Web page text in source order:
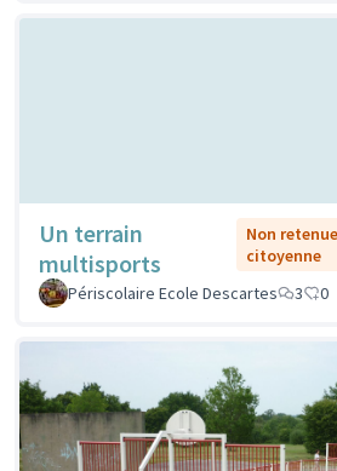
Un terrain
multisports
Non
citoyenne
Périscolaire Ecole Descartes
3 0